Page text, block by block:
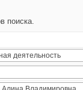
поиска.